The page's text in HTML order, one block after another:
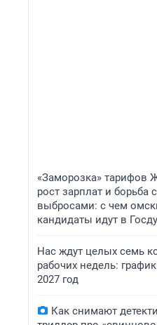
«Заморозка» тарифов
рост зарплат и борьба с
выбросами: с чем
кандидаты идут в
Нас ждут целых семь
рабочих недель:
2027 год
Как снимают